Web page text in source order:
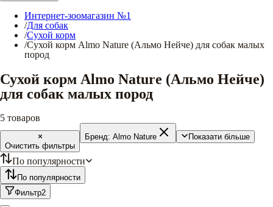
Интернет-зоомагазин №1
/Для собак
/Сухой корм
/Сухой корм Almo Nature (Альмо Нейче) для собак малых
пород
Сухой корм Almo Nature (Альмо Нейче)
для собак малых пород
5 товаров
Очистить фильтры
Бренд: Almo Nature Показати більше
По популярности
По популярности
Фильтр2